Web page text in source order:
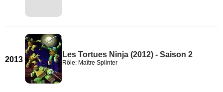
2013
Les Tortues Ninja (2012) - Saison 2
Rôle: Maître Splinter